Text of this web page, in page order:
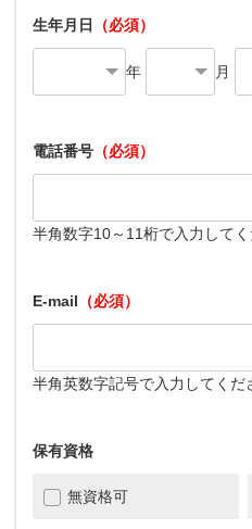
生年月日 （必須）
年 月
電話番号 （必須）
半角数字10～11桁で入力してく
E-mail （必須）
半角英数字記号で入力してくだ
保有資格
無資格可